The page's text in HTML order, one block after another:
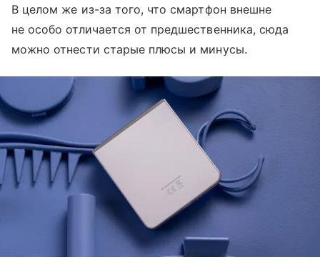
В целом же из-за того, что смартфон внешне
не особо отличается от предшественника, сюда
можно отнести старые плюсы и минусы.